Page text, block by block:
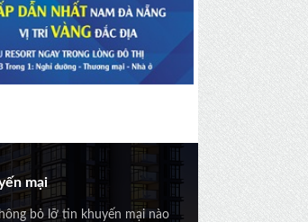
mại
bỏ lỡ tin khuyến mại nào